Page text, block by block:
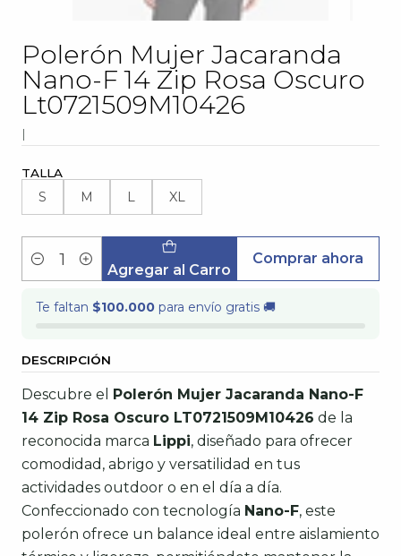
Polerón Mujer Jacaranda
Nano-F 14 Zip Rosa Oscuro
Lt0721509M10426
|
TALLA
S M L XL
Cantidad Agregar al Carro
Comprar ahora
Te faltan $100.000 para envío gratis 🚚
DESCRIPCIÓN
Descubre el Polerón Mujer Jacaranda Nano-F
14 Zip Rosa Oscuro LT0721509M10426 de la
reconocida marca Lippi, diseñado para ofrecer
comodidad, abrigo y versatilidad en tus
actividades outdoor o en el día a día.
Confeccionado con tecnología Nano-F, este
polerón ofrece un balance ideal entre aislamiento